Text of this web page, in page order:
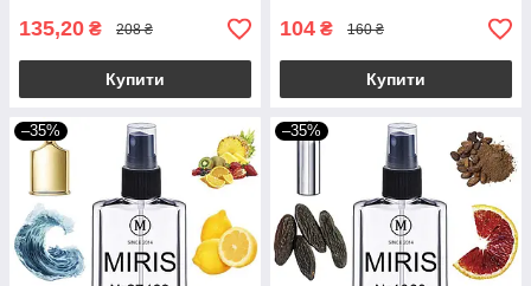
135,20 ₴ 208 ₴
Купити
104 ₴ 160 ₴
Купити
–35% –35%